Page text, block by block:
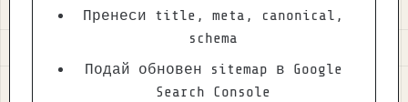
Пренеси title, meta, canonical,
schema
Подай обновен sitemap в Google
Search Console